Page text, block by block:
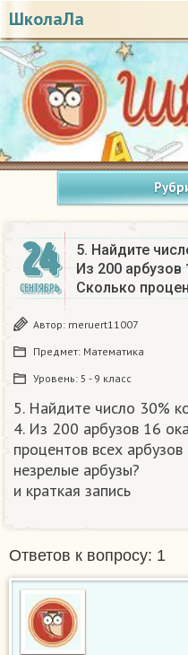
ШколаЛа
24
СЕНТЯБРЬ
5. Найдите
Из 200
Сколько
Автор: meruert11007
Предмет: Математика
Уровень: 5 - 9 класс
5. Найдите число 30%
4. Из 200 арбузов 16
процентов всех арбузов
незрелые арбузы?
и краткая запись​
Ответов к вопросу: 1